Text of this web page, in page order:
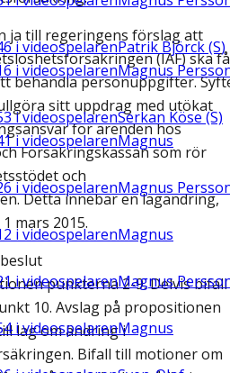
i videospelarenPatrik Björck (S)
i videospelarenMagnus
i videospelarenSerkan Köse (S)
i videospelarenMagnus
i videospelarenMagnus
i videospelarenMagnus
i videospelarenMagnus
i videospelarenMagnus
ja till regeringens förslag att
(IAF) ska få
behandla personuppgifter.
sitt uppdrag med utökat
för ärenden hos
Försäkringskassan som rör
och
Detta innebär en lagändring,
mars 2015.
punkterna 2-9. Delvis bifall
10. Avslag på propositionen
lag om ändring i
Bifall till motioner om